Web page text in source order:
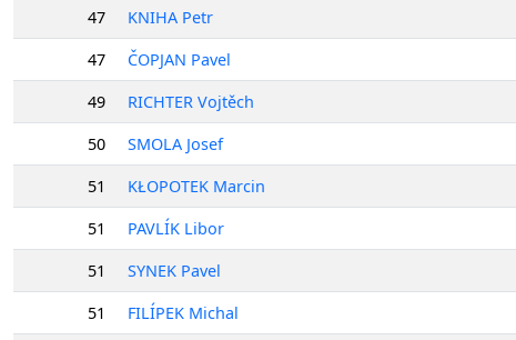
47
KNIHA Petr
47
ČOPJAN Pavel
49
RICHTER Vojtěch
50
SMOLA Josef
51
KŁOPOTEK Marcin
51
PAVLÍK Libor
51
SYNEK Pavel
51
FILÍPEK Michal